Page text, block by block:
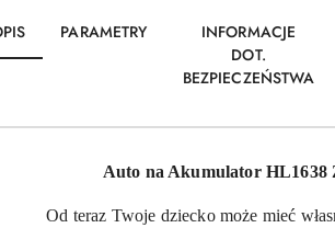
PARAMETRY
INFORMACJE
DOT.
BEZPIECZEŃSTWA
Auto na Akumulator HL1638
Od teraz Twoje dziecko może mieć